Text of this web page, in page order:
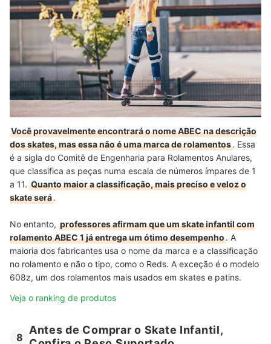
Você provavelmente encontrará o nome ABEC na descrição
dos skates, mas essa não é uma marca de rolamentos. Essa
é a sigla do Comitê de Engenharia para Rolamentos Anulares,
que classifica as peças numa escala de números ímpares de 1
a 11. Quanto maior a classificação, mais preciso e veloz o
skate será.
No entanto, professores afirmam que um skate infantil com
rolamento ABEC 1 já entrega um ótimo desempenho. A
maioria dos fabricantes usa o nome da marca e a classificação
no rolamento e não o tipo, como o Reds. A exceção é o modelo
608z, um dos rolamentos mais usados em skates e patins.
Veja o ranking de produtos
8
Antes de Comprar o Skate Infantil,